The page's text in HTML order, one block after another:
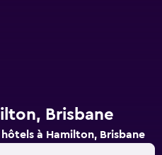
Brisbane
à Hamilton, Brisbane